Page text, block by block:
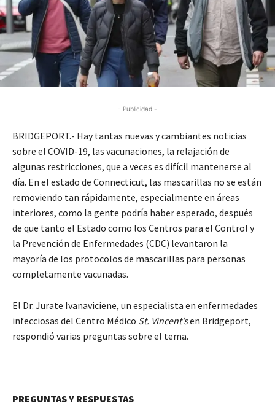
- Publicidad -
BRIDGEPORT.- Hay tantas nuevas y cambiantes noticias
sobre el COVID-19, las vacunaciones, la relajación de
algunas restricciones, que a veces es difícil mantenerse al
día. En el estado de Connecticut, las mascarillas no se están
removiendo tan rápidamente, especialmente en áreas
interiores, como la gente podría haber esperado, después
de que tanto el Estado como los Centros para el Control y
la Prevención de Enfermedades (CDC) levantaron la
mayoría de los protocolos de mascarillas para personas
completamente vacunadas.
El Dr. Jurate Ivanaviciene, un especialista en enfermedades
infecciosas del Centro Médico St. Vincent’sen Bridgeport,
respondió varias preguntas sobre el tema.
PREGUNTAS Y RESPUESTAS